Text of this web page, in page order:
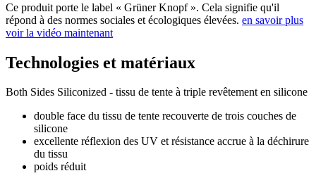
Ce produit porte le label « Grüner Knopf ». Cela signifie qu'il
répond à des normes sociales et écologiques élevées. en savoir plus
voir la vidéo maintenant
Technologies et matériaux
Both Sides Siliconized - tissu de tente à triple revêtement en silicone
double face du tissu de tente recouverte de trois couches de
silicone
excellente réflexion des UV et résistance accrue à la déchirure
du tissu
poids réduit